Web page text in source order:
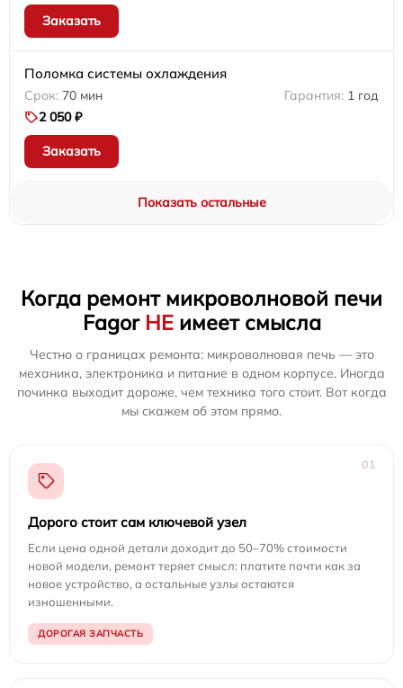
Заказать
Поломка системы охлаждения
70 мин
1 год
2 050 ₽
Заказать
Показать остальные
Когда ремонт микроволновой печи
Fagor НЕимеет смысла
Честно о границах ремонта: микроволновая печь — это
механика, электроника и питание в одном корпусе. Иногда
починка выходит дороже, чем техника того стоит. Вот когда
мы скажем об этом прямо.
01
Дорого стоит сам ключевой узел
Если цена одной детали доходит до 50–70% стоимости
новой модели, ремонт теряет смысл: платите почти как за
новое устройство, а остальные узлы остаются
изношенными.
ДОРОГАЯ ЗАПЧАСТЬ